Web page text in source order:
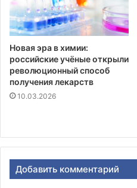
Новая эра в химии:
российские учёные открыли
революционный способ
получения лекарств
10.03.2026
Добавить комментарий